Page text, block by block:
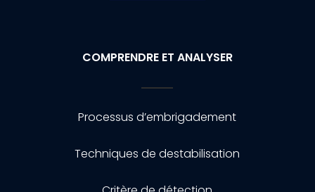
COMPRENDRE ET ANALYSER
Processus d’embrigadement
Techniques de destabilisation